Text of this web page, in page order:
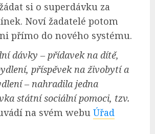
si o superdávku za
Noví žadatelé potom
přímo do nového systému.
dávky – přídavek na dítě,
příspěvek na živobytí a
– nahradila jedna
státní sociální pomoci, tzv.
na svém webu Úřad